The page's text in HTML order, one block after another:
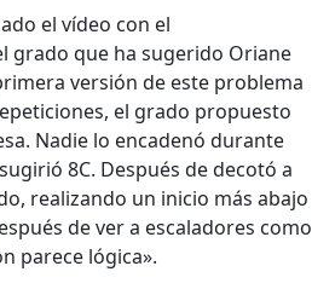
el vídeo con el
grado que ha sugerido Oriane
versión de este problema
el grado propuesto
Nadie lo encadenó durante
8C. Después de decotó a
realizando un inicio más abajo
de ver a escaladores como
parece lógica».